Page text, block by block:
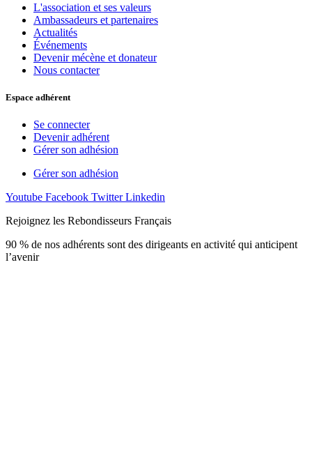
L'association et ses valeurs
Ambassadeurs et partenaires
Actualités
Événements
Devenir mécène et donateur
Nous contacter
Espace adhérent
Se connecter
Devenir adhérent
Gérer son adhésion
Gérer son adhésion
Youtube Facebook Twitter Linkedin
Rejoignez les Rebondisseurs Français
90 % de nos adhérents sont des dirigeants en activité qui anticipent
l’avenir